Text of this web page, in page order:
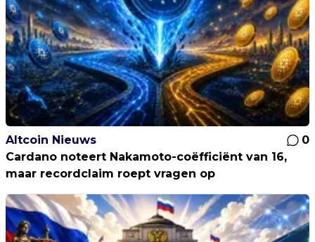
Altcoin Nieuws
0
Cardano noteert Nakamoto-coëfficiënt van 16,
maar recordclaim roept vragen op